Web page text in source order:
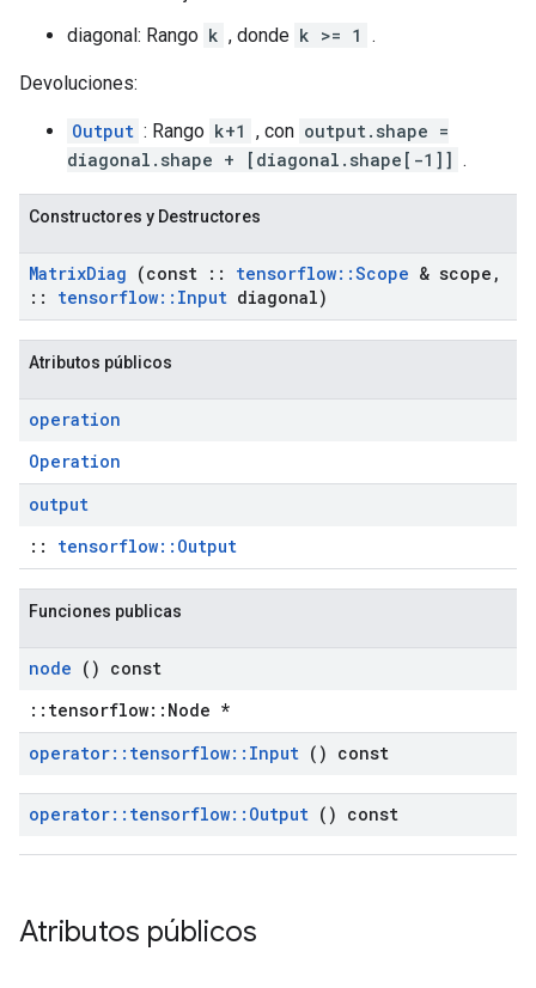
diagonal: Rango k , donde k >= 1 .
Devoluciones:
Output : Rango k+1 , con output.shape =
diagonal.shape + [diagonal.shape[-1]] .
Constructores y Destructores
MatrixDiag (const :: tensorflow::Scope & scope ,
::
tensorflow:: Input diagonal)
Atributos públicos
operation
Operation
output
:: tensorflow::Output
Funciones publicas
node () const
::tensorflow::Node *
operator:: tensorflow:: Input () const
operator:: tensorflow:: Output () const
Atributos públicos